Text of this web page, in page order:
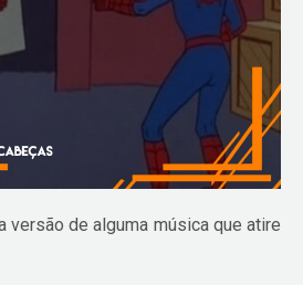
versão de alguma música que atire